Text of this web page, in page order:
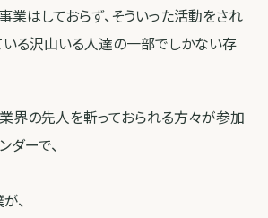
業はしておらず、そういった活動をされ
る沢山いる人達の一部でしかない存
界の先人を斬っておられる方々が参加
ダーで、
、